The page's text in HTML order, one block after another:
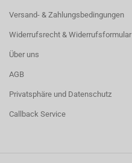
Versand- & Zahlungsbedingungen
Widerrufsrecht & Widerrufsformular
Über uns
AGB
Privatsphäre und Datenschutz
Callback Service